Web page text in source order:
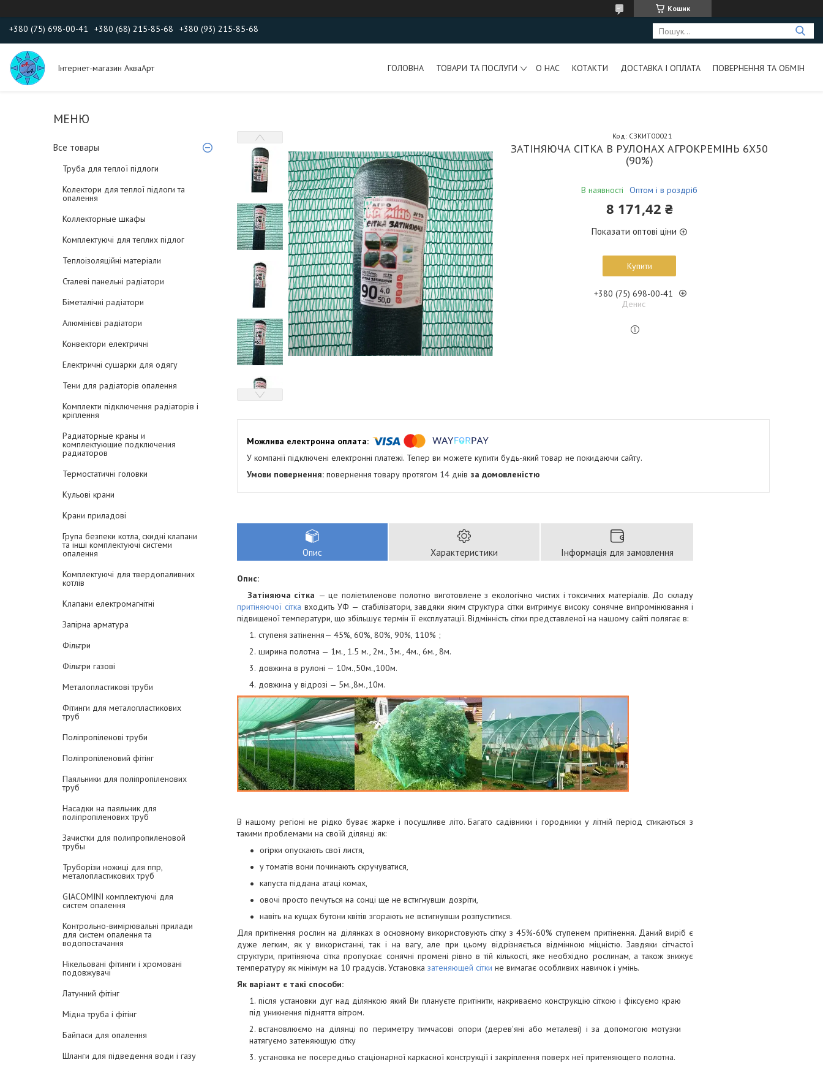
Кошик
+380 (75) 698-00-41 +380 (68) 215-85-68 +380 (93) 215-85-68
Інтернет-магазин АкваАрт ГОЛОВНА ТОВАРИ ТА ПОСЛУГИ О НАС КОТАКТИ ДОСТАВКА І ОПЛАТА ПОВЕРНЕННЯ ТА ОБМІН
Все товары
Труба для теплої підлоги
Колектори для теплої підлоги та
опалення
Коллекторные шкафы
Комплектуючі для теплих підлог
Теплоізоляційні матеріали
Сталеві панельні радіатори
Біметалічні радіатори
Алюмінієві радіатори
Конвектори електричні
Електричні сушарки для одягу
Тени для радіаторів опалення
Комплекти підключення радіаторів і
кріплення
Радиаторные краны и
комплектующие подключения
радиаторов
Термостатичні головки
Кульові крани
Крани приладові
Група безпеки котла, скидні клапани
та інші комплектуючі системи
опалення
Комплектуючі для твердопаливних
котлів
Клапани електромагнітні
Запірна арматура
Фільтри
Фільтри газові
Металопластикові труби
Фітинги для металопластикових
труб
Поліпропіленові труби
Поліпропіленовий фітінг
Паяльники для поліпропіленових
труб
Насадки на паяльник для
поліпропіленових труб
Зачистки для полипропиленовой
трубы
Труборізи ножиці для ппр,
металопластикових труб
GIACOMINI комплектуючі для
систем опалення
Контрольно-вимірювальні прилади
для систем опалення та
водопостачання
Нікельовані фітинги і хромовані
подовжувачі
Латунний фітінг
Мідна труба і фітінг
Байпаси для опалення
Шланги для підведення води і газу
ЗАТІНЯЮЧА СІТКА В РУЛОНАХ АГРОКРЕМІНЬ 6Х50
(90%)
В наявності Оптом і в роздріб
Код: СЗКИТ00021
8 171,42 ₴
Показати оптові ціни
Купити
+380 (75) 698-00-41
Денис
У компанії підключені електронні платежі. Тепер ви можете купити будь-який товар не покидаючи сайту.
повернення товару протягом 14 днів за домовленістю
Опис Характеристики Інформація для замовлення
Опис:
Затіняюча сітка — це поліетиленове полотно виготовлене з екологічно чистих і токсичних матеріалів. До складу
притіняючої сітка входить УФ — стабілізатори, завдяки яким структура сітки витримує високу сонячне випромінювання і
підвищеної температури, що збільшує термін її експлуатації. Відмінність сітки представленої на нашому сайті полягає в:
ступеня затінення— 45%, 60%, 80%, 90%, 110% ;
ширина полотна — 1м., 1.5 м., 2м., 3м., 4м., 6м., 8м.
довжина в рулоні — 10м.,50м.,100м.
довжина у відрозі — 5м.,8м.,10м.
В нашому регіоні не рідко буває жарке і посушливе літо. Багато садівники і городники у літній період стикаються з
такими проблемами на своїй ділянці як:
огірки опускають свої листя,
у томатів вони починають скручуватися,
капуста піддана атаці комах,
овочі просто печуться на сонці ще не встигнувши дозріти,
навіть на кущах бутони квітів згорають не встигнувши розпуститися.
Для притінення рослин на ділянках в основному використовують сітку з 45%-60% ступенем притінення. Даний виріб є
дуже легким, як у використанні, так і на вагу, але при цьому відрізняється відмінною міцністю. Завдяки сітчастої
структури, притіняюча сітка пропускає сонячні промені рівно в тій кількості, яке необхідно рослинам, а також знижує
температуру як мінімум на 10 градусів. Установка затеняющей сітки не вимагає особливих навичок і умінь.
Як варіант є такі способи:
після установки дуг над ділянкою який Ви плануєте притінити, накриваємо конструкцію сіткою і фіксуємо краю
під уникнення підняття вітром.
встановлюємо на ділянці по периметру тимчасові опори (дерев'яні або металеві) і за допомогою мотузки
натягуємо затеняющую сітку
установка не посередньо стаціонарної каркасної конструкції і закріплення поверх неї притеняющего полотна.